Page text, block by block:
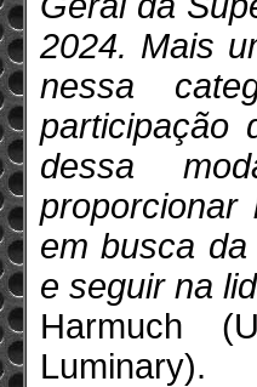
2024. Mais
nessa
participação
dessa
em busca
e seguir na
Harmuch
Luminary).